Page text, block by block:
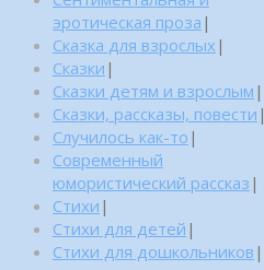
эротическая проза |
Сказка для взрослых |
Сказки |
Сказки детям и взрослым |
Сказки, рассказы, повести |
Случилось как-то |
Современный
юмористический рассказ |
Стихи |
Стихи для детей |
Стихи для дошкольников |